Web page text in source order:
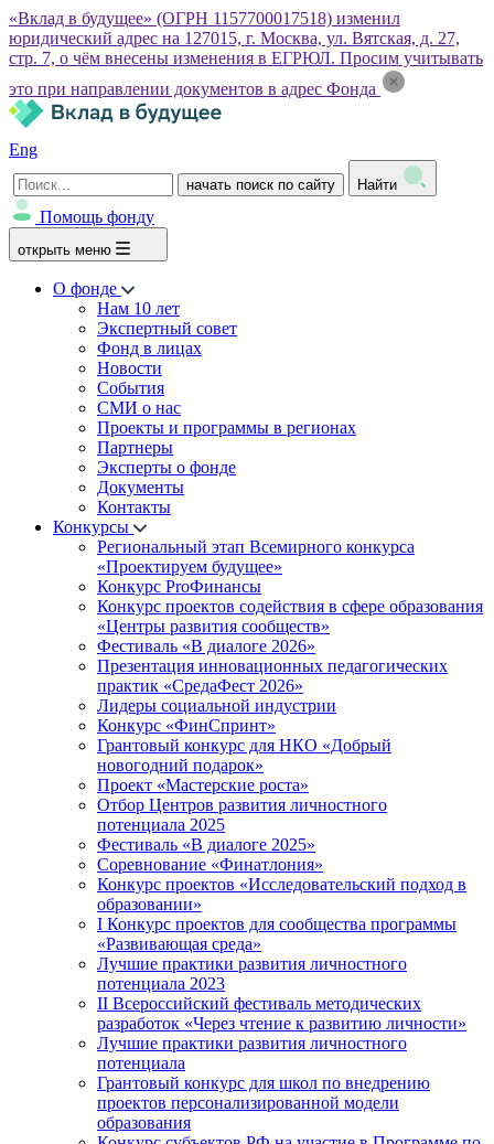
«Вклад в будущее» (ОГРН 1157700017518) изменил
юридический адрес на 127015, г. Москва, ул. Вятская, д. 27,
стр. 7, о чём внесены изменения в ЕГРЮЛ. Просим учитывать
это при направлении документов в адрес Фонда
Eng
начать поиск по сайту Найти
Помощь фонду
открыть меню
О фонде
Нам 10 лет
Экспертный совет
Фонд в лицах
Новости
События
СМИ о нас
Проекты и программы в регионах
Партнеры
Эксперты о фонде
Документы
Контакты
Конкурсы
Региональный этап Всемирного конкурса
«Проектируем будущее»
Конкурс ProФинансы
Конкурс проектов содействия в сфере образования
«Центры развития сообществ»
Фестиваль «В диалоге 2026»
Презентация инновационных педагогических
практик «СредаФест 2026»
Лидеры социальной индустрии
Конкурс «ФинСпринт»
Грантовый конкурс для НКО «Добрый
новогодний подарок»
Проект «Мастерские роста»
Отбор Центров развития личностного
потенциала 2025
Фестиваль «В диалоге 2025»
Соревнование «Финатлония»
Конкурс проектов «Исследовательский подход в
образовании»
I Конкурс проектов для сообщества программы
«Развивающая среда»
Лучшие практики развития личностного
потенциала 2023
II Всероссийский фестиваль методических
разработок «Через чтение к развитию личности»
Лучшие практики развития личностного
потенциала
Грантовый конкурс для школ по внедрению
проектов персонализированной модели
образования